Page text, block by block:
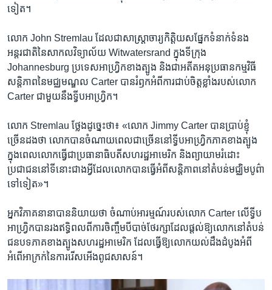
ទៀត។
លោក John Stremlau ដែល​ជា​សាស្ត្រាចារ្យ​កិត្តិយស​ផ្នែក​ទំនាក់ទំនង​
អន្តរជាតិ​នៃ​សាកលវិទ្យាល័យ Witwatersrand ក្នុង​ទីក្រុង
Johannesburg ប្រទេស​អាហ្វ្រិក​ខាង​ត្បូង និង​ជា​អតីត​អនុ​ប្រធាន​កម្មវិធី​
សន្តិភាព​នៃ​មជ្ឈមណ្ឌល Carter បាន​រំឭក​អំពី​ការ​ជាប់ចិត្ត​ខ្លាំង​របស់​លោក
Carter ជាមួយ​នឹង​ទ្វីប​អាហ្វ្រិក។
លោក Stremlau ថ្លែង​ដូច្នេះ​ថា៖ «លោក Jimmy Carter បាន​ប្រាប់​ខ្ញុំ​
ច្រើន​ដង​ថា ​លោក​បាន​ចំណាយ​ពេល​ជា​ច្រើន​នៅ​ទ្វីប​អាហ្វ្រិក​ភាគ​ខាង​ត្បូង​
ក្នុង​ពេល​លោក​ធ្វើ​ជា​ប្រធានាធិបតី​សហរដ្ឋ​អាមេរិក និង​ព្យាយាម​រំដោះ​
ប្រជាជន​នៅ​ទីនោះ​ជាង​អ្វី​ដែល​លោក​បាន​ធ្វើ​អំពី​សន្តិភាព​នៅ​តំបន់​មជ្ឈិម​បូព៌ា​
ទៅ​ទៀត»។
អ្នក​វិភាគ​នានា​បាន​និយាយ​ថា ចំណាប់​អារម្មណ៍​របស់​លោក Carter លើ​ទ្វីប​
អាហ្វ្រិក​បាន​រង​ឥទ្ធិពល​ពី​ការ​ចិញ្ចឹម​បីបាច់​ថែ​រក្សា​ដែល​ផ្ដល់​ឱ្យ​លោក​នៅ​តំបន់​
ជនបទ​ភាគ​ខាង​ត្បូង​សហរដ្ឋ​អាមេរិក ដែល​ធ្វើ​ឱ្យ​លោក​យល់​ដឹង​ដំបូង​អំពី​
អំពើ​អាក្រក់​នៃ​ការ​រើសអើង​ពូជសាសន៍។